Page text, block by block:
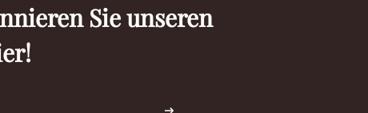
Sie unseren